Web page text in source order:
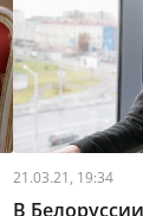
21.03.21, 19:34
В